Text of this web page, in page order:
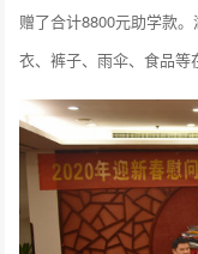
赠了合计8800元助学款
衣、裤子、雨伞、食品等